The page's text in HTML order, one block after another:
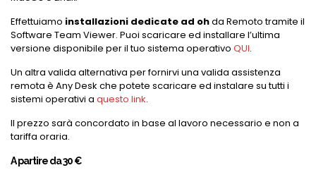
Effettuiamo installazioni dedicate ad ohda Remoto tramite il
Software Team Viewer. Puoi scaricare ed installare l’ultima
versione disponibile per il tuo sistema operativo QUI.
Un altra valida alternativa per fornirvi una valida assistenza
remota è Any Desk che potete scaricare ed instalare su tutti i
sistemi operativi a questo link.
Il prezzo sarà concordato in base al lavoro necessario e non a
tariffa oraria.
A partire da 30 €